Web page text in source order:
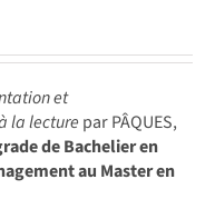
et
la lecture par PÂQUES,
de Bachelier en
au Master en